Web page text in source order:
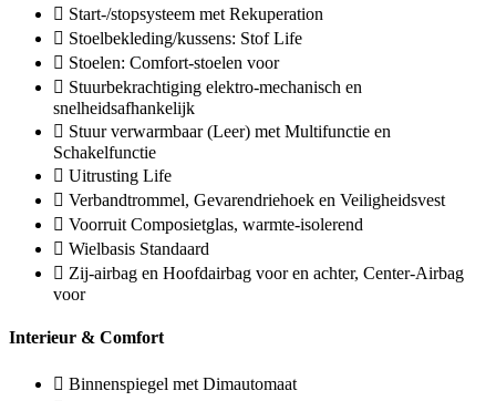
Start-/stopsysteem met Rekuperation
Stoelbekleding/kussens: Stof Life
Stoelen: Comfort-stoelen voor
Stuurbekrachtiging elektro-mechanisch en
snelheidsafhankelijk
Stuur verwarmbaar (Leer) met Multifunctie en
Schakelfunctie
Uitrusting Life
Verbandtrommel, Gevarendriehoek en Veiligheidsvest
Voorruit Composietglas, warmte-isolerend
Wielbasis Standaard
Zij-airbag en Hoofdairbag voor en achter, Center-Airbag
voor
Interieur & Comfort
Binnenspiegel met Dimautomaat